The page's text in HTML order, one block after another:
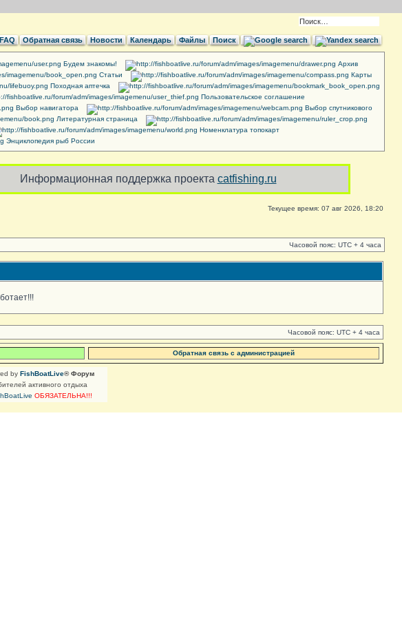
FAQ Обратная связь Новости Календарь Файлы Поиск
Будем знакомы!
Архив
Cтатьи
Карты
Походная аптечка
Пользовательское соглашение
Выбор навигатора
Выбор спутникового
Литературная страница
Номенклатура топокарт
Энциклопедия рыб России
Информационная поддержка проекта catfishing.ru
Текущее время: 07 авг 2026, 18:20
Часовой пояс: UTC + 4 часа
Часовой пояс: UTC + 4 часа
Обратная связь с администрацией
by FishBoatLive® Форум
ОБЯЗАТЕЛЬНА!!!